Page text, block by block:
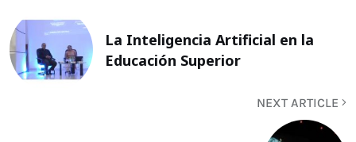
La Inteligencia Artificial en la
Educación Superior
NEXT ARTICLE